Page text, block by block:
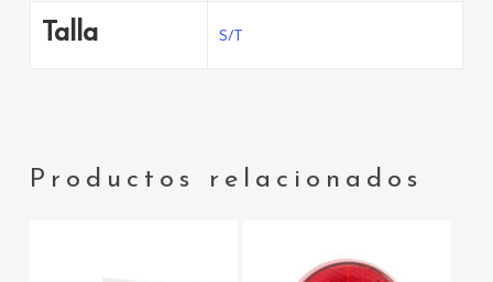
Talla S/T
Productos relacionados